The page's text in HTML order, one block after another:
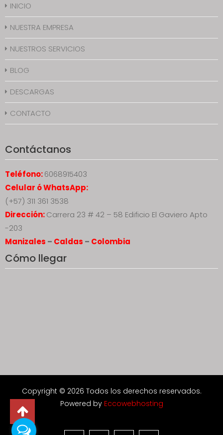
INICIO
NUESTRA EMPRESA
NUESTROS SERVICIOS
BLOG
DESCARGAS
CONTACTO
Contáctanos
Teléfono:6068915403
Celular ó WhatsApp:
(+57) 311 361 3538
Dirección:Carrera 23 # 42 – 58 Edificio El Gaviero Apto
-203
Manizales – Caldas – Colombia
Cómo llegar
Copyright © 2026 Todos los derechos reservados.
Powered by Eccowebhosting